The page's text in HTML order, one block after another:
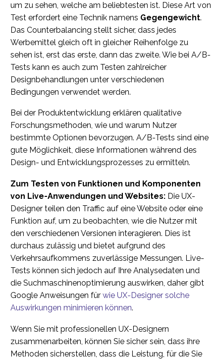
um zu sehen, welche am beliebtesten ist. Diese Art von
Test erfordert eine Technik namens Gegengewicht.
Das Counterbalancing stellt sicher, dass jedes
Werbemittel gleich oft in gleicher Reihenfolge zu
sehen ist, erst das erste, dann das zweite. Wie bei A/B-
Tests kann es auch zum Testen zahlreicher
Designbehandlungen unter verschiedenen
Bedingungen verwendet werden.
Bei der Produktentwicklung erklären qualitative
Forschungsmethoden, wie und warum Nutzer
bestimmte Optionen bevorzugen. A/B-Tests sind eine
gute Möglichkeit, diese Informationen während des
Design- und Entwicklungsprozesses zu ermitteln.
Zum Testen von Funktionen und Komponenten
von Live-Anwendungen und Websites: Die UX-
Designer teilen den Traffic auf eine Website oder eine
Funktion auf, um zu beobachten, wie die Nutzer mit
den verschiedenen Versionen interagieren. Dies ist
durchaus zulässig und bietet aufgrund des
Verkehrsaufkommens zuverlässige Messungen. Live-
Tests können sich jedoch auf Ihre Analysedaten und
die Suchmaschinenoptimierung auswirken, daher gibt
Google Anweisungen für wie UX-Designer solche
Auswirkungen minimieren können.
Wenn Sie mit professionellen UX-Designern
zusammenarbeiten, können Sie sicher sein, dass ihre
Methoden sicherstellen, dass die Leistung, für die Sie